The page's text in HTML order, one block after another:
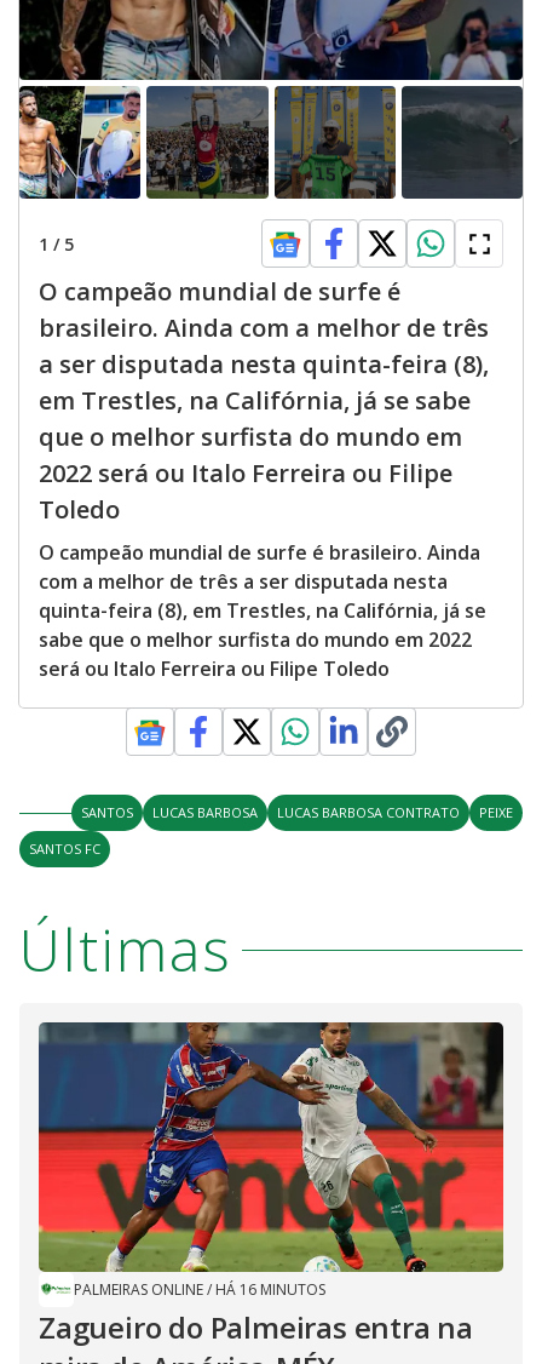
1 / 5
O campeão mundial de surfe é
brasileiro. Ainda com a melhor de três
a ser disputada nesta quinta-feira (8),
em Trestles, na Califórnia, já se sabe
que o melhor surfista do mundo em
2022 será ou Italo Ferreira ou Filipe
Toledo
O campeão mundial de surfe é brasileiro. Ainda
com a melhor de três a ser disputada nesta
quinta-feira (8), em Trestles, na Califórnia, já se
sabe que o melhor surfista do mundo em 2022
será ou Italo Ferreira ou Filipe Toledo
SANTOS LUCAS BARBOSA LUCAS BARBOSA CONTRATO
PEIXE
SANTOS FC
Últimas
PALMEIRAS ONLINE/ HÁ 16 MINUTOS
Zagueiro do Palmeiras entra na